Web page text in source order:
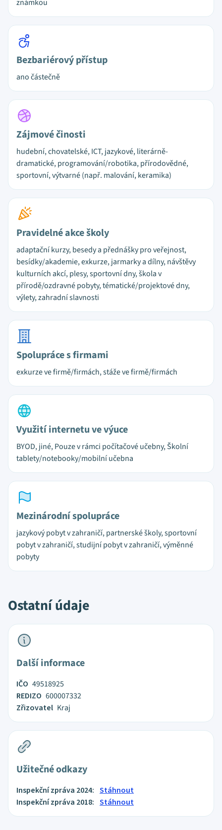
známkou
Bezbariérový přístup
ano částečně
Zájmové činosti
hudební, chovatelské, ICT, jazykové, literárně-
dramatické, programování/robotika, přírodovědné,
sportovní, výtvarné (např. malování, keramika)
Pravidelné akce školy
adaptační kurzy, besedy a přednášky pro veřejnost,
besídky/akademie, exkurze, jarmarky a dílny, návštěvy
kulturních akcí, plesy, sportovní dny, škola v
přírodě/ozdravné pobyty, tématické/projektové dny,
výlety, zahradní slavnosti
Spolupráce s firmami
exkurze ve firmě/firmách, stáže ve firmě/firmách
Využití internetu ve výuce
BYOD, jiné, Pouze v rámci počítačové učebny, Školní
tablety/notebooky/mobilní učebna
Mezinárodní spolupráce
jazykový pobyt v zahraničí, partnerské školy, sportovní
pobyt v zahraničí, studijní pobyt v zahraničí, výměnné
pobyty
Ostatní údaje
Další informace
IČO 49518925
REDIZO 600007332
Zřizovatel Kraj
Užitečné odkazy
Inspekční zpráva 2024: Stáhnout
Inspekční zpráva 2018: Stáhnout